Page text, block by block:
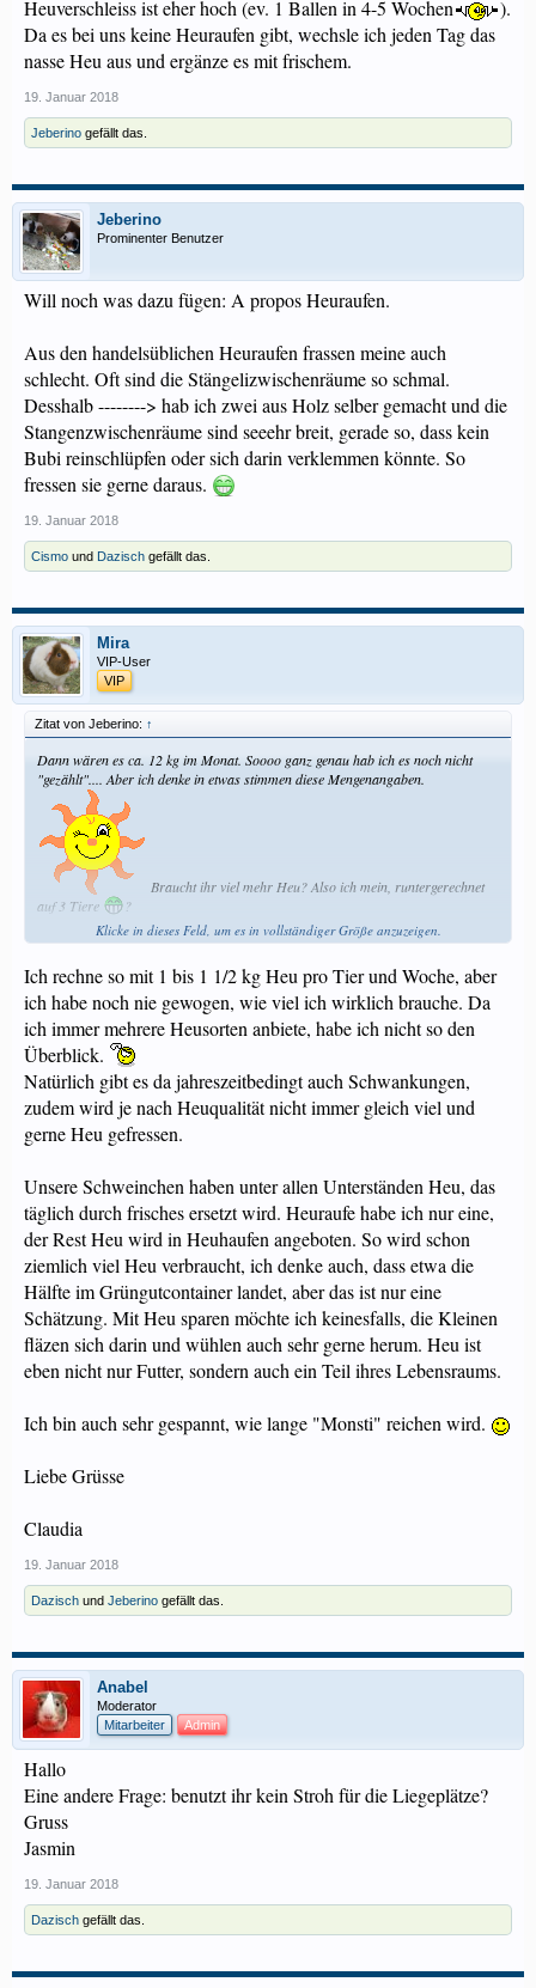
Heuverschleiss ist eher hoch (ev. 1 Ballen in 4-5 Wochen
).
Da es bei uns keine Heuraufen gibt, wechsle ich jeden Tag das
nasse Heu aus und ergänze es mit frischem.
19. Januar 2018
Jeberino gefällt das.
Jeberino
Prominenter Benutzer
Will noch was dazu fügen: A propos Heuraufen.
Aus den handelsüblichen Heuraufen frassen meine auch
schlecht. Oft sind die Stängelizwischenräume so schmal.
Desshalb --------> hab ich zwei aus Holz selber gemacht und die
Stangenzwischenräume sind seeehr breit, gerade so, dass kein
Bubi reinschlüpfen oder sich darin verklemmen könnte. So
fressen sie gerne daraus.
19. Januar 2018
Cismo und Dazisch gefällt das.
Mira
VIP-User
VIP
Zitat von Jeberino: ↑
Dann wären es ca. 12 kg im Monat. Soooo ganz genau hab ich es noch nicht
"gezählt".... Aber ich denke in etwas stimmen diese Mengenangaben.
Braucht ihr viel mehr Heu? Also ich mein, runtergerechnet
auf 3 Tiere
?
Übrigens, bei meinen Angaben schmeisse ich täglich viel Heu weg. Ich denke, die
Klicke in dieses Feld, um es in vollständiger Größe anzuzeigen.
Ich rechne so mit 1 bis 1 1/2 kg Heu pro Tier und Woche, aber
ich habe noch nie gewogen, wie viel ich wirklich brauche. Da
ich immer mehrere Heusorten anbiete, habe ich nicht so den
Überblick.
Natürlich gibt es da jahreszeitbedingt auch Schwankungen,
zudem wird je nach Heuqualität nicht immer gleich viel und
gerne Heu gefressen.
Unsere Schweinchen haben unter allen Unterständen Heu, das
täglich durch frisches ersetzt wird. Heuraufe habe ich nur eine,
der Rest Heu wird in Heuhaufen angeboten. So wird schon
ziemlich viel Heu verbraucht, ich denke auch, dass etwa die
Hälfte im Grüngutcontainer landet, aber das ist nur eine
Schätzung. Mit Heu sparen möchte ich keinesfalls, die Kleinen
fläzen sich darin und wühlen auch sehr gerne herum. Heu ist
eben nicht nur Futter, sondern auch ein Teil ihres Lebensraums.
Ich bin auch sehr gespannt, wie lange "Monsti" reichen wird.
Liebe Grüsse
Claudia
19. Januar 2018
Dazisch und Jeberino gefällt das.
Anabel
Moderator
Mitarbeiter
Admin
Hallo
Eine andere Frage: benutzt ihr kein Stroh für die Liegeplätze?
Gruss
Jasmin
19. Januar 2018
Dazisch gefällt das.